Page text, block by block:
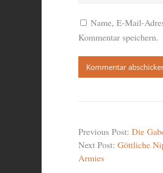
Name, E-Mail-
Kommentar speichern.
Previous Post: Die
Next Post: Göttliche
Armies